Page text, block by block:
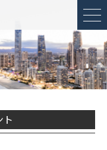
メ
ト